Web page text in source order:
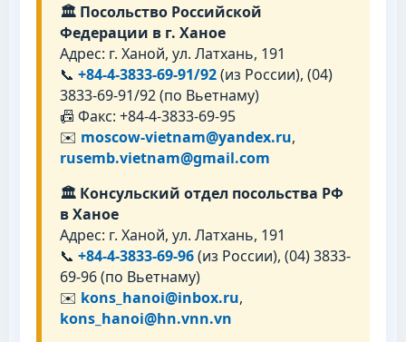
🏛 Посольство Российской
Федерации в г. Ханое
Адрес: г. Ханой, ул. Латхань, 191
📞 +84-4-3833-69-91/92(из России), (04)
3833-69-91/92 (по Вьетнаму)
📠 Факс: +84-4-3833-69-95
✉️ moscow-vietnam@yandex.ru,
rusemb.vietnam@gmail.com
🏛 Консульский отдел посольства РФ
в Ханое
Адрес: г. Ханой, ул. Латхань, 191
📞 +84-4-3833-69-96(из России), (04) 3833-
69-96 (по Вьетнаму)
✉️ kons_hanoi@inbox.ru,
kons_hanoi@hn.vnn.vn